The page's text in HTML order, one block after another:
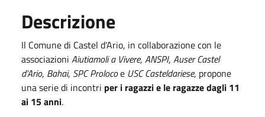
Descrizione
Il Comune di Castel d'Ario, in collaborazione con le
associazioni Aiutiamoli a Vivere, ANSPI, Auser Castel
d'Ario, Bahai, SPC Prolocoe USC Casteldariese, propone
una serie di incontri per i ragazzi e le ragazze dagli 11
ai 15 anni.